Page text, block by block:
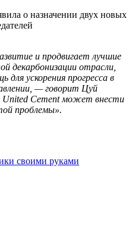
и продвигает лучшие
декарбонизации отрасли,
ускорения прогресса в
— говорит Цуй
Cement может внести
проблемы».
своими руками